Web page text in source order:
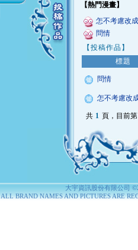
【熱門漫畫】
怎不考慮改
問情
【投稿作品】
標題
問情
怎不考慮改
共 1 頁，目前第
大宇資訊股份有限公司
ALL BRAND NAMES AND PICTURES ARE